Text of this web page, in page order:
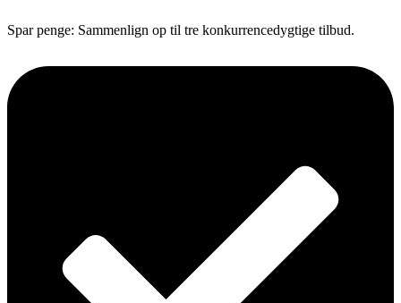
Spar penge: Sammenlign op til tre konkurrencedygtige tilbud.